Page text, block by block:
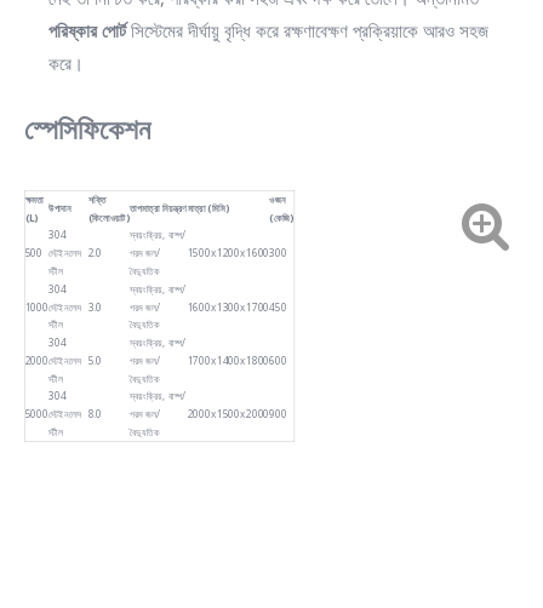
পরিষ্কার পোর্টসিস্টেমের দীর্ঘায়ু বৃদ্ধি করে রক্ষণাবেক্ষণ প্রক্রিয়াকে আরও সহজ
করে।
স্পেসিফিকেশন
ক্ষমতা
(L)
উপাদান
শক্তি
(কিলোওয়াট)
তাপমাত্রা নিয়ন্ত্রণমাত্রা (মিমি)
ওজন
(কেজি)
500
304
স্টেইনলেস
স্টীল
2.0
স্বয়ংক্রিয়, বাষ্প/
গরম জল/
বৈদ্যুতিক
1500x1200x1600300
1000
304
স্টেইনলেস
স্টীল
3.0
স্বয়ংক্রিয়, বাষ্প/
গরম জল/
বৈদ্যুতিক
1600x1300x1700450
2000
304
স্টেইনলেস
স্টীল
5.0
স্বয়ংক্রিয়, বাষ্প/
গরম জল/
বৈদ্যুতিক
1700x1400x1800600
5000
304
স্টেইনলেস
স্টীল
8.0
স্বয়ংক্রিয়, বাষ্প/
গরম জল/
বৈদ্যুতিক
2000x1500x2000900